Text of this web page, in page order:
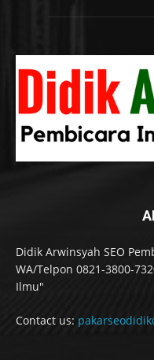
Didik Arwinsyah SEO
WA/Telpon 0821-3800-
Ilmu"
Contact us: